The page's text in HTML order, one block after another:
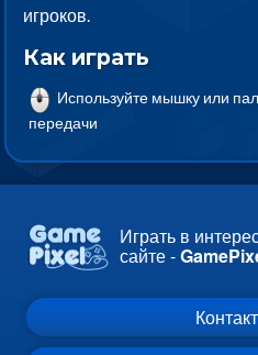
игроков.
Как играть
Используйте мышку или
передачи
Играть в
сайте -